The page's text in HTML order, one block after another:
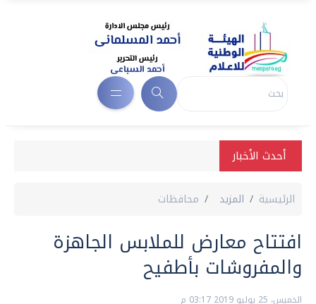
أحدث الأخبار
الرئيسية المزيد محافظات
افتتاح معارض للملابس الجاهزة
والمفروشات بأطفيح
الخميس، 25 يوليو 2019 03:17 م